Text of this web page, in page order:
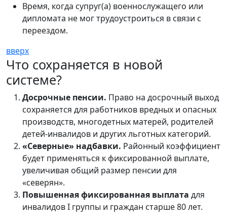
Время, когда супруг(а) военнослужащего или
дипломата не мог трудоустроиться в связи с
переездом.
вверх
Что сохраняется в новой
системе?
Досрочные пенсии. Право на досрочный выход
сохраняется для работников вредных и опасных
производств, многодетных матерей, родителей
детей-инвалидов и других льготных категорий.
«Северные» надбавки. Районный коэффициент
будет применяться к фиксированной выплате,
увеличивая общий размер пенсии для
«северян».
Повышенная фиксированная выплата для
инвалидов I группы и граждан старше 80 лет.